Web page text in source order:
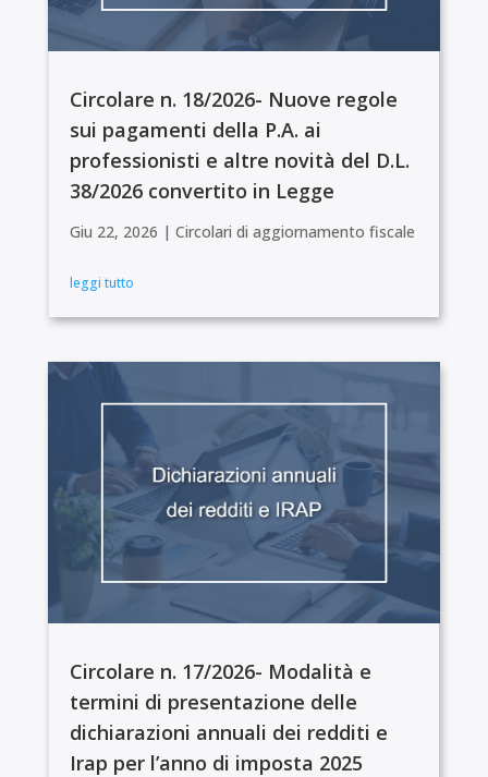
Circolare n. 18/2026- Nuove regole
sui pagamenti della P.A. ai
professionisti e altre novità del D.L.
38/2026 convertito in Legge
Giu 22, 2026 | Circolari di aggiornamento fiscale
leggi tutto
Circolare n. 17/2026- Modalità e
termini di presentazione delle
dichiarazioni annuali dei redditi e
Irap per l’anno di imposta 2025